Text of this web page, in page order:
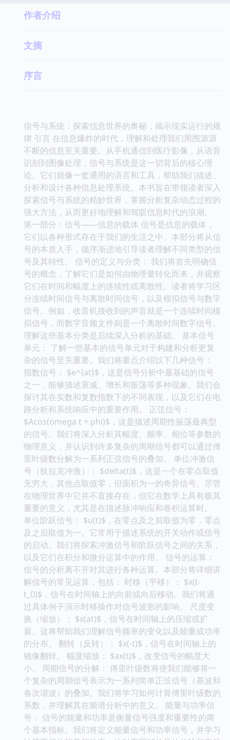
作者介绍
文摘
序言
信号与系统：探索信息世界的奥秘，揭示现实运行的规
律 引言 在信息爆炸的时代，理解和处理我们周围源源
不断的信息至关重要。从手机通信到医疗影像，从语音
识别到图像处理，信号与系统是这一切背后的核心理
论。它们就像一套通用的语言和工具，帮助我们描述、
分析和设计各种信息处理系统。本书旨在带领读者深入
探索信号与系统的精妙世界，掌握分析复杂动态过程的
强大方法，从而更好地理解和驾驭信息时代的浪潮。
第一部分：信号——信息的载体 信号是信息的载体，
它们以各种形式存在于我们的生活之中。本部分将从信
号的本质入手，循序渐进地引导读者理解不同类型的信
号及其特性。 信号的定义与分类： 我们将首先明确信
号的概念，了解它们是如何由物理量转化而来，并观察
它们在时间和幅度上的连续性或离散性。读者将学习区
分连续时间信号与离散时间信号，以及模拟信号与数字
信号。例如，收音机接收到的声音就是一个连续时间模
拟信号，而数字音频文件则是一个离散时间数字信号。
理解这些基本分类是后续深入分析的基础。 基本信号
单元： 了解一些基本的信号单元对于构建和分析更复
杂的信号至关重要。我们将重点介绍以下几种信号：
指数信号： $e^{at}$，这是信号分析中最基础的信号
之一，能够描述衰减、增长和振荡等多种现象。我们会
探讨其在实数和复数指数下的不同表现，以及它们在电
路分析和系统响应中的重要作用。 正弦信号：
$Acos(omega t + phi)$，这是描述周期性振荡最典型
的信号。我们将深入分析其幅度、频率、相位等参数的
物理意义，并认识到许多复杂的周期信号都可以通过傅
里叶级数分解为一系列正弦信号的叠加。 单位冲激信
号（狄拉克冲激）： $delta(t)$，这是一个在零点取值
无穷大，其他点取值零，但面积为一的奇异信号。尽管
在物理世界中它并不直接存在，但它在数学上具有极其
重要的意义，尤其是在描述脉冲响应和卷积运算时。
单位阶跃信号： $u(t)$，在零点及之前取值为零，零点
及之后取值为一。它常用于描述系统的开关动作或信号
的启动。我们将探索冲激信号和阶跃信号之间的关系，
以及它们在积分和微分运算中的作用。 信号的运算：
信号的分析离不开对其进行各种运算。本部分将详细讲
解信号的常见运算，包括： 时移（平移）： $x(t-
t_0)$，信号在时间轴上的向前或向后移动。我们将通
过具体例子演示时移操作对信号波形的影响。 尺度变
换（缩放）： $x(at)$，信号在时间轴上的压缩或扩
展。这将帮助我们理解信号频率的变化以及能量或功率
的分布。 翻转（反转）： $x(-t)$，信号在时间轴上的
镜像翻转。 幅度缩放： $ax(t)$，改变信号的幅度大
小。 周期信号的分解： 傅里叶级数将使我们能够将一
个复杂的周期信号表示为一系列简单正弦信号（基波和
各次谐波）的叠加。我们将学习如何计算傅里叶级数的
系数，并理解其在频谱分析中的意义。 能量与功率信
号： 信号的能量和功率是衡量信号强度和重要性的两
个基本指标。我们将定义能量信号和功率信号，并学习